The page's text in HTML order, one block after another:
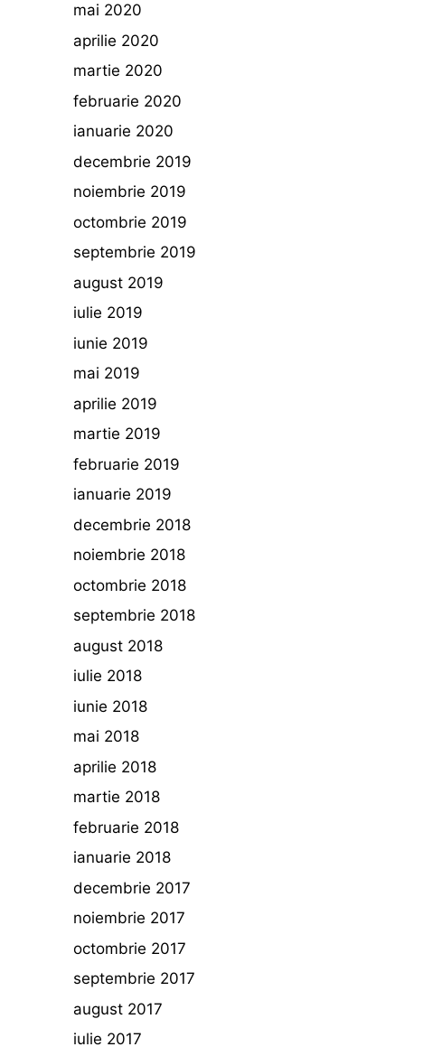
mai 2020
aprilie 2020
martie 2020
februarie 2020
ianuarie 2020
decembrie 2019
noiembrie 2019
octombrie 2019
septembrie 2019
august 2019
iulie 2019
iunie 2019
mai 2019
aprilie 2019
martie 2019
februarie 2019
ianuarie 2019
decembrie 2018
noiembrie 2018
octombrie 2018
septembrie 2018
august 2018
iulie 2018
iunie 2018
mai 2018
aprilie 2018
martie 2018
februarie 2018
ianuarie 2018
decembrie 2017
noiembrie 2017
octombrie 2017
septembrie 2017
august 2017
iulie 2017